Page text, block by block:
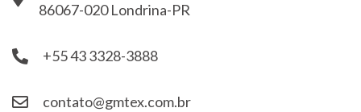
86067-020 Londrina-PR
+55 43 3328-3888
contato@gmtex.com.br